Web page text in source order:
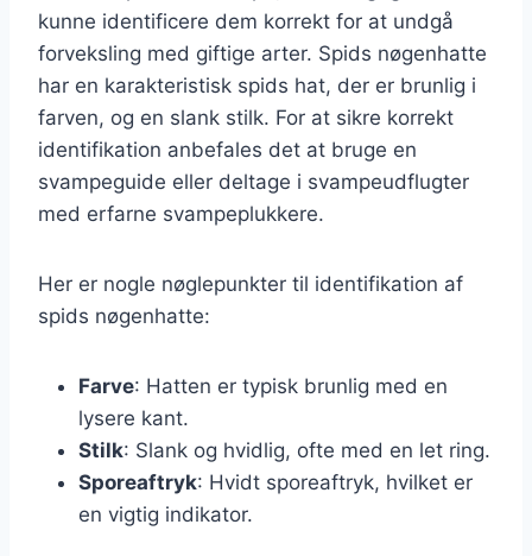
kunne identificere dem korrekt for at undgå
forveksling med giftige arter. Spids nøgenhatte
har en karakteristisk spids hat, der er brunlig i
farven, og en slank stilk. For at sikre korrekt
identifikation anbefales det at bruge en
svampeguide eller deltage i svampeudflugter
med erfarne svampeplukkere.
Her er nogle nøglepunkter til identifikation af
spids nøgenhatte:
Farve: Hatten er typisk brunlig med en
lysere kant.
Stilk: Slank og hvidlig, ofte med en let ring.
Sporeaftryk: Hvidt sporeaftryk, hvilket er
en vigtig indikator.